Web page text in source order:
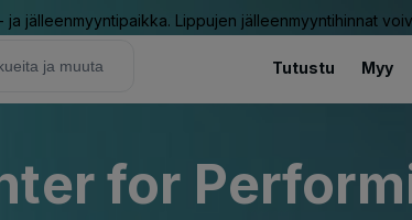
ja jälleenmyyntipaikka. Lippujen jälleenmyyntihinnat
Tutustu Myy
for